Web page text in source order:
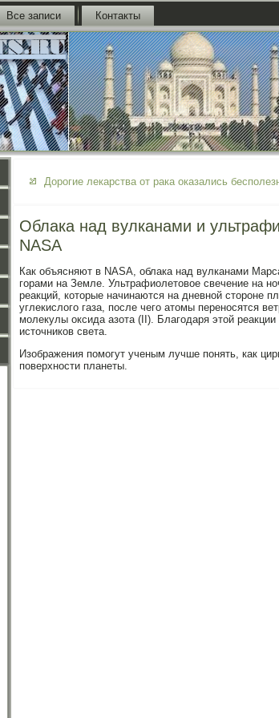
Все записи Контакты
Дорогие лекарства от рака оказались
Облака над вулканами и
NASA
Как объясняют в NASA, облака над вулканами
горами на Земле. Ультрафиолетовое свечение на
реакций, которые начинаются на дневной стороне
углекислого газа, после чего атомы переносятся
молекулы оксида азота (II). Благодаря этой
источников света.
Изображения помогут ученым лучше понять, как
поверхности планеты.